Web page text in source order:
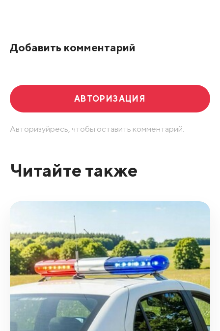
Добавить комментарий
АВТОРИЗАЦИЯ
Авторизуйресь, чтобы оставить комментарий.
Читайте также